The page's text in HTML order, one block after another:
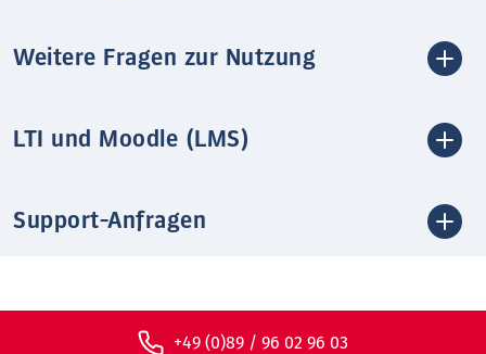
Weitere Fragen zur Nutzung
LTI und Moodle (LMS)
Support-Anfragen
+49 (0)89 / 96 02 96 03